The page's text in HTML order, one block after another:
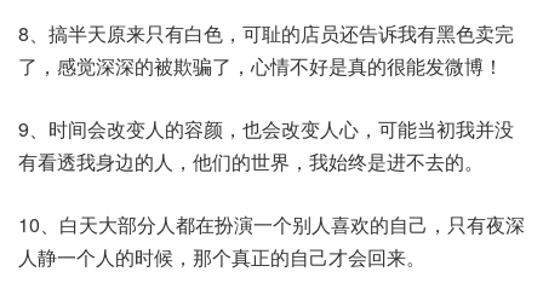
8、搞半天原来只有白色，可耻的店员还告诉我有黑色卖完
了，感觉深深的被欺骗了，心情不好是真的很能发微博！
9、时间会改变人的容颜，也会改变人心，可能当初我并没
有看透我身边的人，他们的世界，我始终是进不去的。
10、白天大部分人都在扮演一个别人喜欢的自己，只有夜深
人静一个人的时候，那个真正的自己才会回来。